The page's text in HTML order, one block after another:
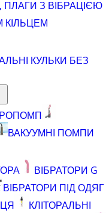
ПЛАГИ З ВІБРАЦІЄЮ
КІЛЬЦЕМ
КУЛЬКИ БЕЗ
ВАКУУМНІ ПОМПИ
ВІБРАТОРИ G
ВІБРАТОРИ ПІД ОДЯГ
КЛІТОРАЛЬНІ